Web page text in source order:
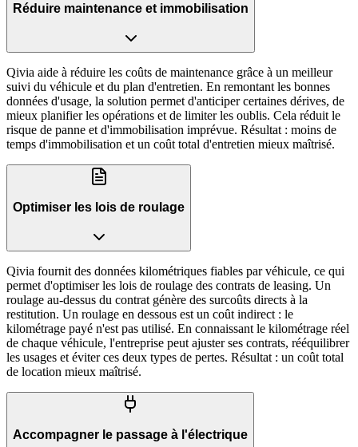
Réduire maintenance et immobilisation
Qivia aide à réduire les coûts de maintenance grâce à un meilleur
suivi du véhicule et du plan d'entretien. En remontant les bonnes
données d'usage, la solution permet d'anticiper certaines dérives, de
mieux planifier les opérations et de limiter les oublis. Cela réduit le
risque de panne et d'immobilisation imprévue. Résultat : moins de
temps d'immobilisation et un coût total d'entretien mieux maîtrisé.
Optimiser les lois de roulage
Qivia fournit des données kilométriques fiables par véhicule, ce qui
permet d'optimiser les lois de roulage des contrats de leasing. Un
roulage au-dessus du contrat génère des surcoûts directs à la
restitution. Un roulage en dessous est un coût indirect : le
kilométrage payé n'est pas utilisé. En connaissant le kilométrage réel
de chaque véhicule, l'entreprise peut ajuster ses contrats, rééquilibrer
les usages et éviter ces deux types de pertes. Résultat : un coût total
de location mieux maîtrisé.
Accompagner le passage à l'électrique